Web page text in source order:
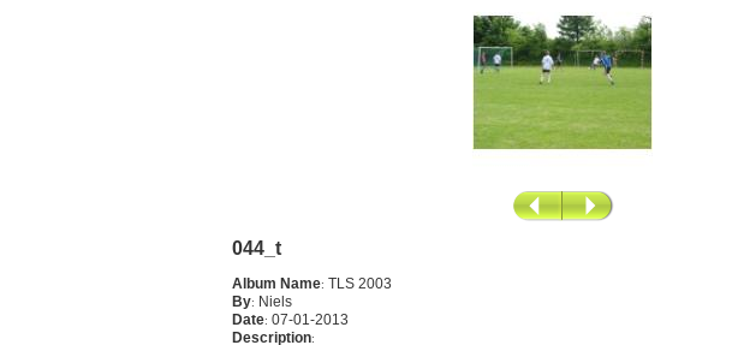
044_t
Album Name: TLS 2003
By: Niels
Date: 07-01-2013
Description: